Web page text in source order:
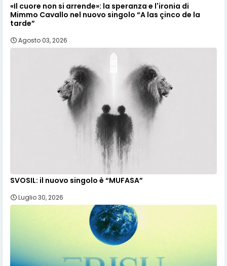
«Il cuore non si arrende»: la speranza e l'ironia di
Mimmo Cavallo nel nuovo singolo “A las çinco de la
tarde”
Agosto 03, 2026
SVOSIL: il nuovo singolo è “MUFASA”
Luglio 30, 2026